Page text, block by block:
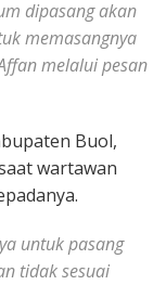
dipasang akan
memasangnya
melalui pesan
Buol,
wartawan
untuk pasang
tidak sesuai